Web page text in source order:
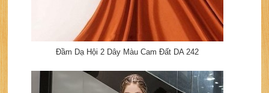
Đầm Dạ Hội 2 Dây Màu Cam Đất DA 242